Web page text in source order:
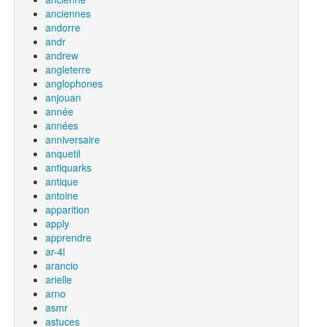
anciennes
andorre
andr
andrew
angleterre
anglophones
anjouan
année
années
anniversaire
anquetil
antiquarks
antique
antoine
apparition
apply
apprendre
ar-4l
arancio
arielle
arno
asmr
astuces